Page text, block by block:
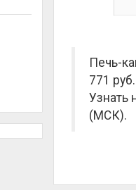
Печь-
771 руб.
Узнать
(МСК).